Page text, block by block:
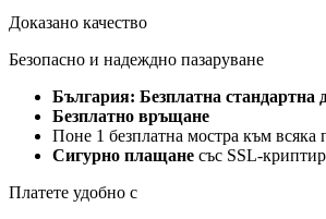
Доказано качество
Безопасно и надеждно пазаруване
България: Безплатна стандартна
Безплатно връщане
Поне 1 безплатна мостра към всяка
Сигурно плащане със SSL-
Платете удобно с